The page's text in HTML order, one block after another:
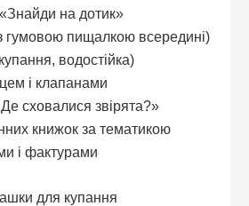
на дотик»
гумовою пищалкою всередині)
водостійка)
і клапанами
сховалися звірята?»
книжок за тематикою
і фактурами
для купання